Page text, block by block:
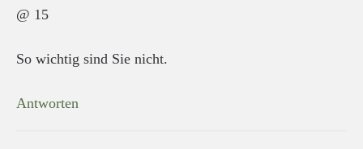
@ 15
So wichtig sind Sie nicht.
Antworten